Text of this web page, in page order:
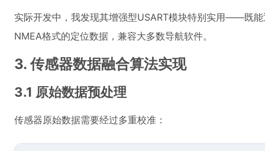
实际开发中，我发现其增强型USART模块特别实用——既
NMEA格式的定位数据，兼容大多数导航软件。
3. 传感器数据融合算法实现
3.1 原始数据预处理
传感器原始数据需要经过多重校准：